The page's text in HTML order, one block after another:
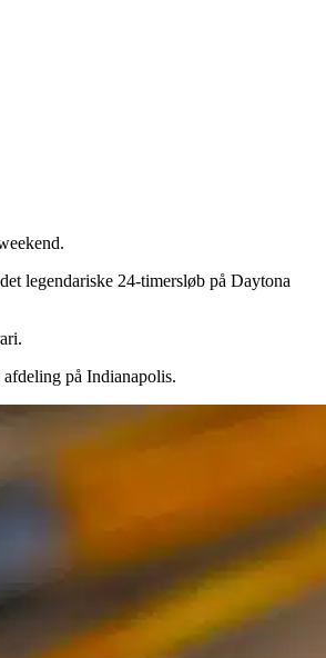
legendariske 24-timersløb på Daytona
på Indianapolis.